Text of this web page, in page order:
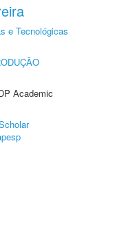
e Tecnológicas
Academic